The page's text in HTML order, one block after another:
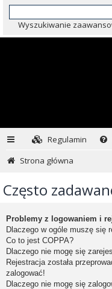
Wyszukiwanie
Regulamin
Strona główna
Często
Problemy z logowaniem i
Dlaczego w ogóle muszę się
Co to jest COPPA?
Dlaczego nie mogę się
Rejestracja została
zalogować!
Dlaczego nie mogę się